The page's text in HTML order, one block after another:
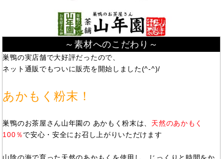
～素材へのこだわり～
巣鴨の実店舗で大好評だったので、
ネット通販でもついに販売を開始しました(^-^)/
あかもく粉末！
巣鴨のお茶屋さん山年園の あかもく粉末は、 天然のあかもく
100％で安心・安全にお召し上がりいただけます